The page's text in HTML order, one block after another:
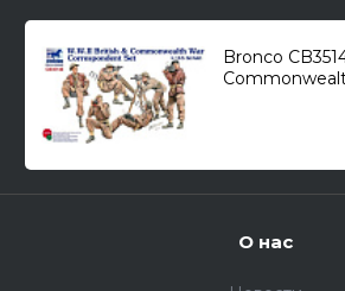
Bronco
О нас